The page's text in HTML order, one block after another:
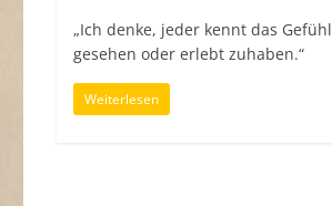
„Ich denke, jeder kennt das
gesehen oder erlebt zuhaben.“
Weiterlesen